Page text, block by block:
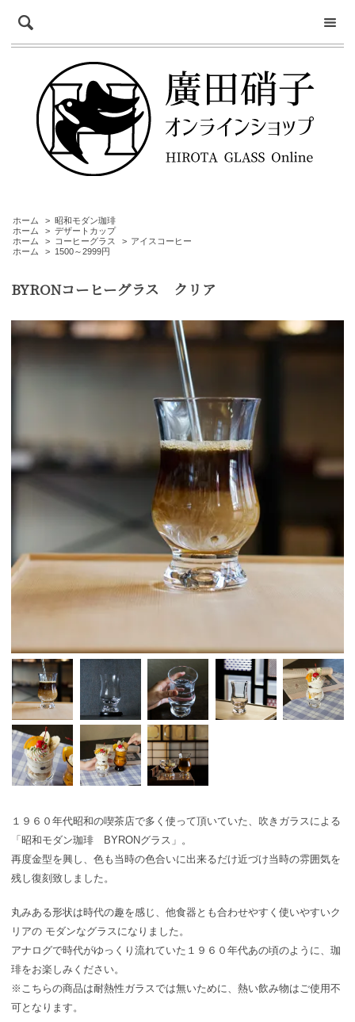
ホーム > 昭和モダン珈琲
ホーム
> デザートカップ
ホーム
> コーヒーグラス > アイスコーヒー
ホーム
> 1500～2999円
BYRONコーヒーグラス クリア
１９６０年代昭和の喫茶店で多く使って頂いていた、吹きガラスによる
「昭和モダン珈琲 BYRONグラス」。
再度金型を興し、色も当時の色合いに出来るだけ近づけ当時の雰囲気を
残し復刻致しました。
丸みある形状は時代の趣を感じ、他食器とも合わせやすく使いやすいク
リアの モダンなグラスになりました。
アナログで時代がゆっくり流れていた１９６０年代あの頃のように、珈
琲をお楽しみください。
※こちらの商品は耐熱性ガラスでは無いために、熱い飲み物はご使用不
可となります。